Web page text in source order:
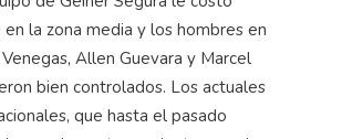
la zona media y los hombres en
Allen Guevara y Marcel
bien controlados. Los actuales
que hasta el pasado